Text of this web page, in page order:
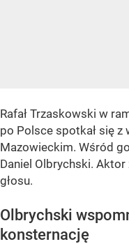
Rafał Trzaskowski w
po Polsce spotkał się
Mazowieckim. Wśród
Daniel Olbrychski.
głosu.
Olbrychski
konsternację